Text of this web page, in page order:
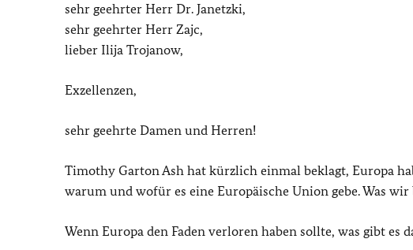
sehr geehrter Herr Dr. Janetzki,
sehr geehrter Herr Zajc,
lieber Ilija Trojanow,
Exzellenzen,
sehr geehrte Damen und Herren!
Timothy Garton Ash hat kürzlich einmal beklagt, Europa
warum und wofür es eine Europäische Union gebe. Was
Wenn Europa den Faden verloren haben sollte, was gibt es